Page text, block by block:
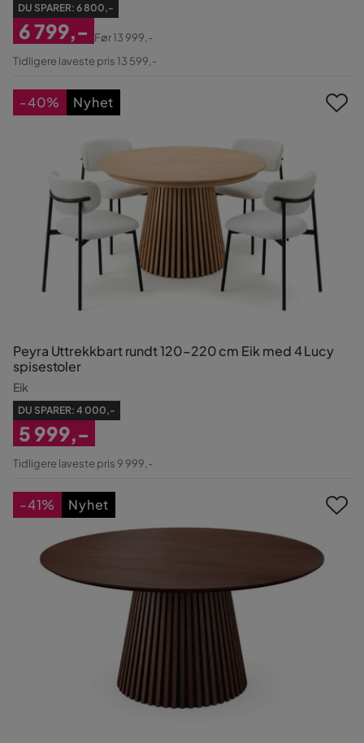
DU SPARER: 6 800,-
Nedsatt
6 799,-
Original
Før13 999,-
Tidligere laveste pris 13 599,-
Peyra Uttrekkbart rundt 120–220 cm Eik med 4 Lucy
spisestoler
Eik
DU SPARER: 4 000,-
Nedsatt
5 999,-
Tidligere laveste pris 9 999,-
-40% Nyhet
-41% Nyhet